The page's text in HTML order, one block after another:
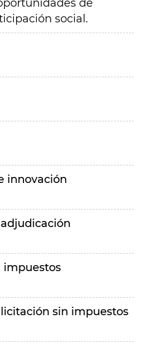
de
social.
innovación
impuestos
sin impuestos